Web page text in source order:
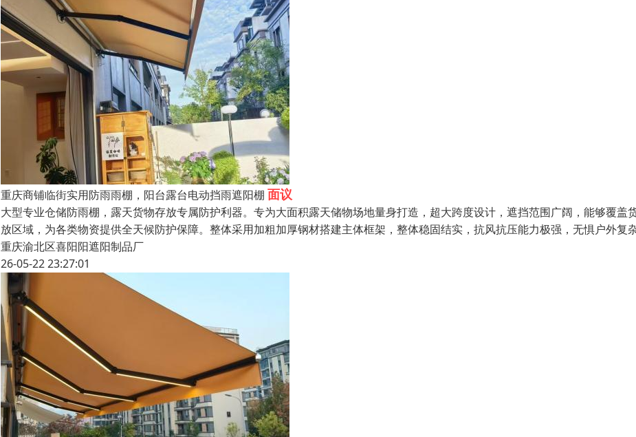
重庆商铺临街实用防雨雨棚，阳台露台电动挡雨遮阳棚 面议
大型专业仓储防雨棚，露天货物存放专属防护利器。专为大面积露天储物场地量身打造，超大跨度设计，遮挡范围广阔，能够覆盖
放区域，为各类物资提供全天候防护保障。整体采用加粗加厚钢材搭建主体框架，整体稳固结实，抗风抗压能力极强，无惧户外复
重庆渝北区喜阳阳遮阳制品厂
26-05-22 23:27:01